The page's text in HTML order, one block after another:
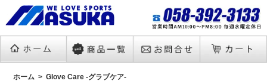
ホーム Glove Care -グラブケア-